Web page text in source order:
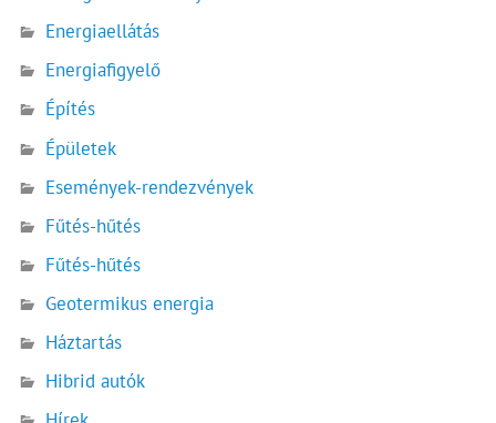
Energiaellátás
Energiafigyelő
Építés
Épületek
Események-rendezvények
Fűtés-hűtés
Fűtés-hűtés
Geotermikus energia
Háztartás
Hibrid autók